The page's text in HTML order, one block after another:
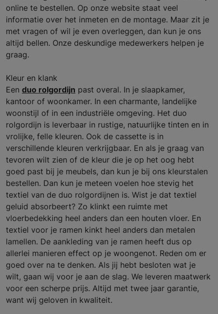
online te bestellen. Op onze website staat veel
informatie over het inmeten en de montage. Maar zit je
met vragen of wil je even overleggen, dan kun je ons
altijd bellen. Onze deskundige medewerkers helpen je
graag.
Kleur en klank
Een duo rolgordijn past overal. In je slaapkamer,
kantoor of woonkamer. In een charmante, landelijke
woonstijl of in een industriële omgeving. Het duo
rolgordijn is leverbaar in rustige, natuurlijke tinten en in
vrolijke, felle kleuren. Ook de cassette is in
verschillende kleuren verkrijgbaar. En als je graag van
tevoren wilt zien of de kleur die je op het oog hebt
goed past bij je meubels, dan kun je bij ons kleurstalen
bestellen. Dan kun je meteen voelen hoe stevig het
textiel van de duo rolgordijnen is. Wist je dat textiel
geluid absorbeert? Zo klinkt een ruimte met
vloerbedekking heel anders dan een houten vloer. En
textiel voor je ramen kinkt heel anders dan metalen
lamellen. De aankleding van je ramen heeft dus op
allerlei manieren effect op je woongenot. Reden om er
goed over na te denken. Als jij hebt besloten wat je
wilt, gaan wij voor je aan de slag. We leveren maatwerk
voor een scherpe prijs. Altijd met twee jaar garantie,
want wij geloven in kwaliteit.